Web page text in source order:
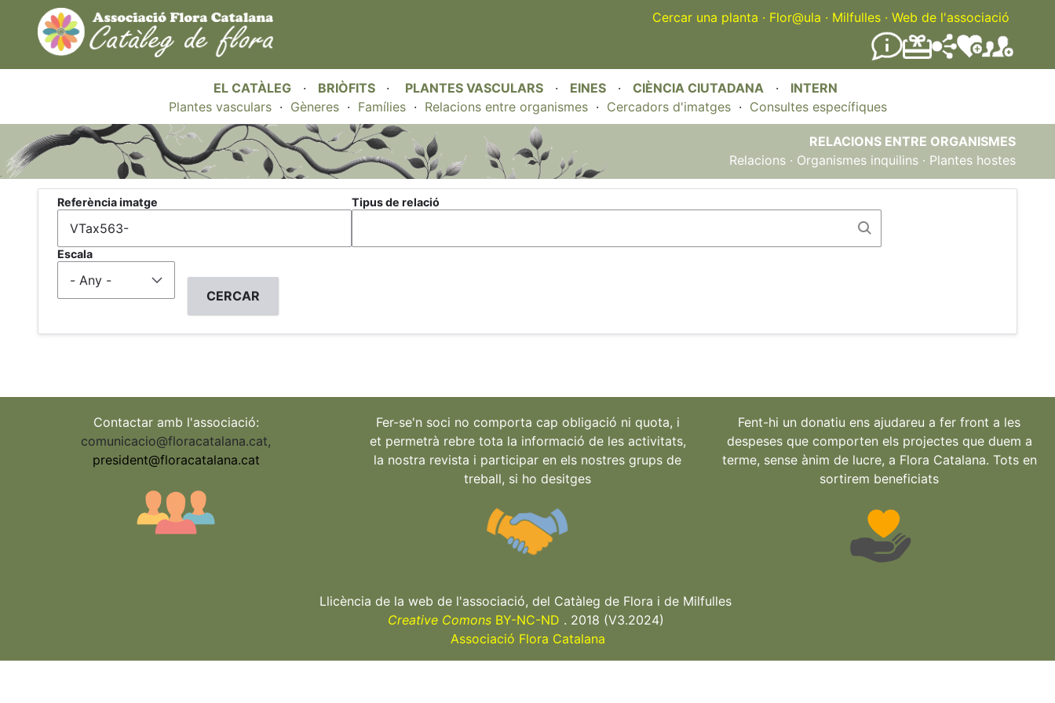
Cercar una planta · Flor@ula · Milfulles · Web de l'associació
EL CATÀLEG · BRIÒFITS · PLANTES VASCULARS · EINES · CIÈNCIA CIUTADANA · INTERN
Plantes vasculars· Gèneres· Famílies· Relacions entre organismes· Cercadors d'imatges· Consultes específiques
RELACIONS ENTRE ORGANISMES
Relacions · Organismes inquilins · Plantes hostes
Referència imatge Tipus de relació
Escala
Contactar amb l'associació:
comunicacio@floracatalana.cat,
president@floracatalana.cat
Fer-se'n soci no comporta cap obligació ni quota, i
et permetrà rebre tota la informació de les activitats,
la nostra revista i participar en els nostres grups de
treball, si ho desitges
Fent-hi un donatiu ens ajudareu a fer front a les
despeses que comporten els projectes que duem a
terme, sense ànim de lucre, a Flora Catalana. Tots en
sortirem beneficiats
Llicència de la web de l'associació, del Catàleg de Flora i de Milfulles
Creative ComonsBY-NC-ND . 2018 (V3.2024)
Associació Flora Catalana